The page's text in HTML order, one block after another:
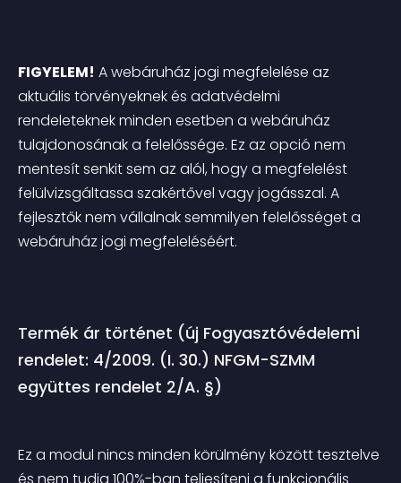
FIGYELEM! A webáruház jogi megfelelése az
aktuális törvényeknek és adatvédelmi
rendeleteknek minden esetben a webáruház
tulajdonosának a felelőssége. Ez az opció nem
mentesít senkit sem az alól, hogy a megfelelést
felülvizsgáltassa szakértővel vagy jogásszal. A
fejlesztők nem vállalnak semmilyen felelősséget a
webáruház jogi megfeleléséért.
Termék ár történet (új Fogyasztóvédelemi
rendelet: 4/2009. (I. 30.) NFGM-SZMM
együttes rendelet 2/A. §)
Ez a modul nincs minden körülmény között tesztelve